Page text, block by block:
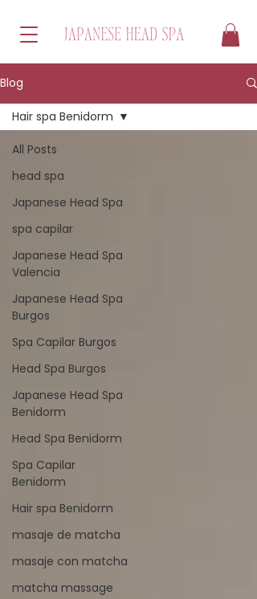
Blog
All Posts
head spa
Japanese Head Spa
spa capilar
Japanese Head Spa
Valencia
Japanese Head Spa
Burgos
Spa Capilar Burgos
Head Spa Burgos
Japanese Head Spa
Benidorm
Head Spa Benidorm
Spa Capilar
Benidorm
Hair spa Benidorm
masaje de matcha
masaje con matcha
matcha massage
Hair spa Benidorm